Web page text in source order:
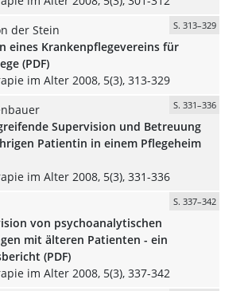
der Stein
S. 313–329
eines Krankenpflegevereins für
(PDF)
im Alter 2008, 5(3), 313-329
S. 331–336
Supervision und Betreuung
Patientin in einem Pflegeheim
im Alter 2008, 5(3), 331-336
S. 337–342
von psychoanalytischen
mit älteren Patienten - ein
(PDF)
im Alter 2008, 5(3), 337-342